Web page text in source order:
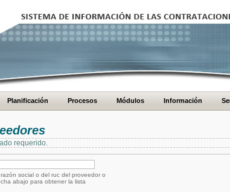
Planificación Procesos Módulos Información
requerido.
social o del ruc del proveedor o
abajo para obtener la lista